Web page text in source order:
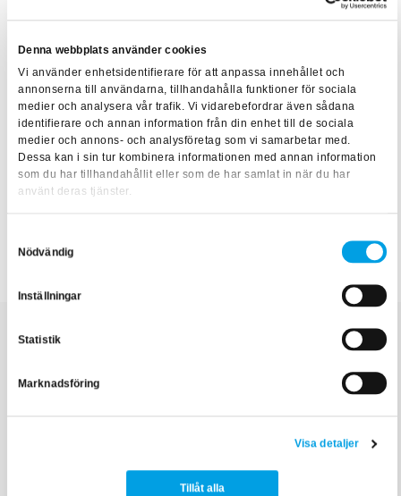
Denna webbplats använder cookies
Vi använder enhetsidentifierare för att anpassa innehållet och
annonserna till användarna, tillhandahålla funktioner för sociala
medier och analysera vår trafik. Vi vidarebefordrar även sådana
identifierare och annan information från din enhet till de sociala
medier och annons- och analysföretag som vi samarbetar med.
Dessa kan i sin tur kombinera informationen med annan information
som du har tillhandahållit eller som de har samlat in när du har
använt deras tjänster.
Nödvändig
Inställningar
Statistik
Marknadsföring
Visa detaljer
Tillåt alla
kunskap om fastighetens drift och skötselbehov är viktigt,
inte bara för ekonomin utan också för att de som vistas där
ska må bra och kunna vistas där tryggt och säkert. Du hittar
alla våra kurser inomFastighetsteknikhär.
Fastighetsteknik
Relaterade artiklar